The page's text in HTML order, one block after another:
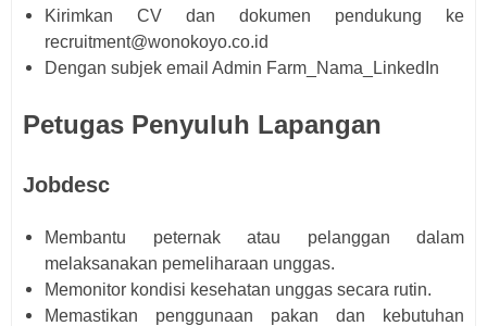
Kirimkan CV dan dokumen pendukung ke
recruitment@wonokoyo.co.id
Dengan subjek email Admin Farm_Nama_LinkedIn
Petugas Penyuluh Lapangan
Jobdesc
Membantu peternak atau pelanggan dalam
melaksanakan pemeliharaan unggas.
Memonitor kondisi kesehatan unggas secara rutin.
Memastikan penggunaan pakan dan kebutuhan